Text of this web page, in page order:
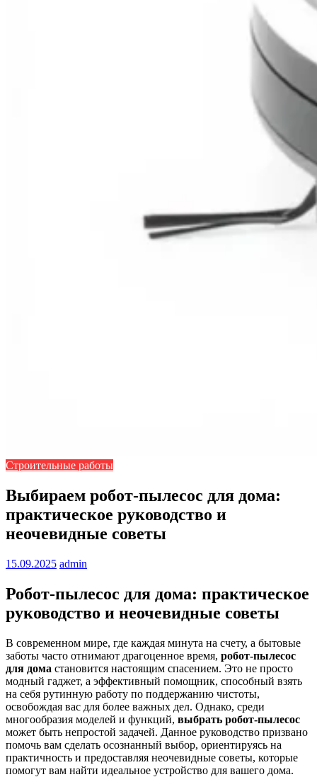
Строительные работы
Выбираем робот-пылесос для дома:
практическое руководство и
неочевидные советы
15.09.2025 admin
Робот-пылесос для дома: практическое
руководство и неочевидные советы
В современном мире, где каждая минута на счету, а бытовые
заботы часто отнимают драгоценное время, робот-пылесос
для дома становится настоящим спасением. Это не просто
модный гаджет, а эффективный помощник, способный взять
на себя рутинную работу по поддержанию чистоты,
освобождая вас для более важных дел. Однако, среди
многообразия моделей и функций, выбрать робот-пылесос
может быть непростой задачей. Данное руководство призвано
помочь вам сделать осознанный выбор, ориентируясь на
практичность и предоставляя неочевидные советы, которые
помогут вам найти идеальное устройство для вашего дома.